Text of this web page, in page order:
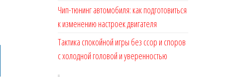
Чип-тюнинг автомобиля: как подготовиться
к изменению настроек двигателя
Тактика спокойной игры без ссор и споров
с холодной головой и уверенностью